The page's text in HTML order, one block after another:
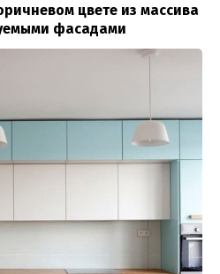
цвете из массива
фасадами